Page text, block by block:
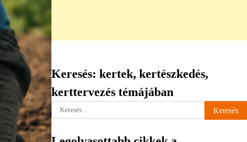
Keresés: kertek, kertészkedés,
kerttervezés témájában
Keresés: